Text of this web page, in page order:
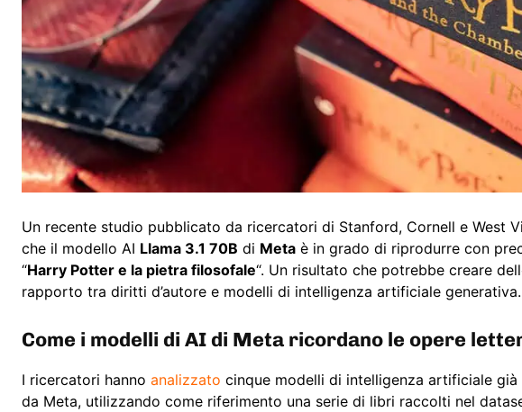
Un recente studio pubblicato da ricercatori di Stanford, Cornell e West
che il modello AI Llama 3.1 70B di Meta è in grado di riprodurre con
“Harry Potter e la pietra filosofale“. Un risultato che potrebbe creare
rapporto tra diritti d’autore e modelli di intelligenza artificiale generativa.
Come i modelli di AI di Meta ricordano le opere
I ricercatori hanno analizzato cinque modelli di intelligenza artificiale
da Meta, utilizzando come riferimento una serie di libri raccolti nel